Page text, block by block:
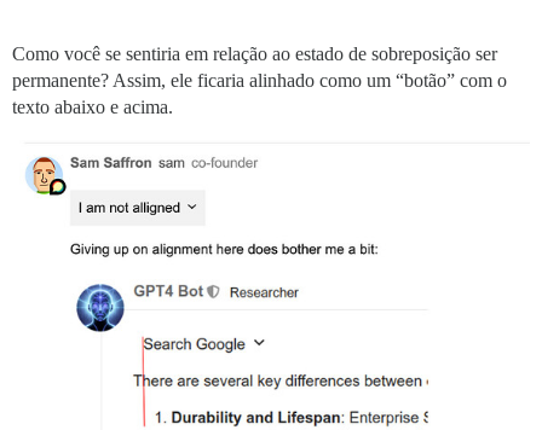
Como você se sentiria em relação ao estado de sobreposição ser
permanente? Assim, ele ficaria alinhado como um “botão” com o
texto abaixo e acima.